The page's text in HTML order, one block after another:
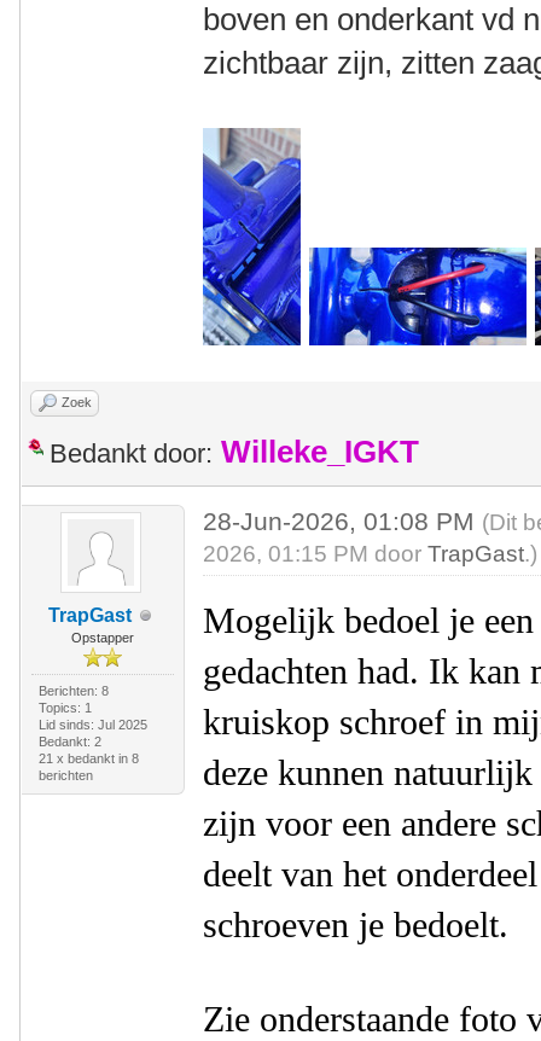
boven en onderkant vd
zichtbaar zijn, zitten
Zoek
Bedankt door: Willeke_IGKT
TrapGast
Opstapper
Berichten: 8
Topics: 1
Lid sinds: Jul 2025
Bedankt: 2
21 x bedankt in 8
berichten
28-Jun-2026, 01:08 PM (Dit
2026, 01:15 PM doorTrapGast.)
Mogelijk bedoel je
gedachten had. Ik kan
kruiskop schroef in
deze kunnen
zijn voor een andere
deelt van het
schroeven je bedoelt.
Zie onderstaande foto